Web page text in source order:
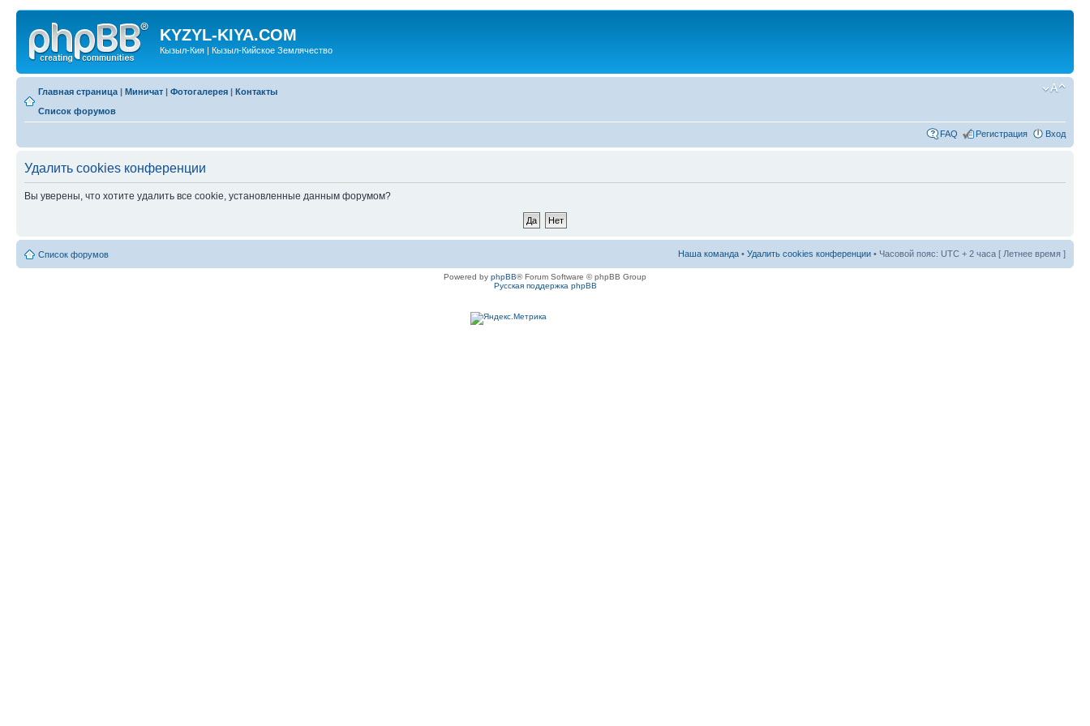
KYZYL-KIYA.COM
Кызыл-Кия | Кызыл-Кийское Землячество
Главная страница | Миничат | Фотогалерея | Контакты
Список форумов
FAQ Регистрация Вход
Удалить cookies конференции
Вы уверены, что хотите удалить все cookie, установленные данным форумом?
Список форумов Наша команда • Удалить cookies конференции • Часовой пояс: UTC + 2 часа [ Летнее время ]
Powered by phpBB® Forum Software © phpBB Group
Русская поддержка phpBB